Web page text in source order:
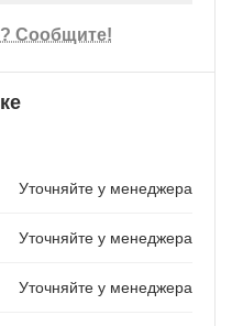
Сообщите!
Уточняйте у менеджера
Уточняйте у менеджера
Уточняйте у менеджера